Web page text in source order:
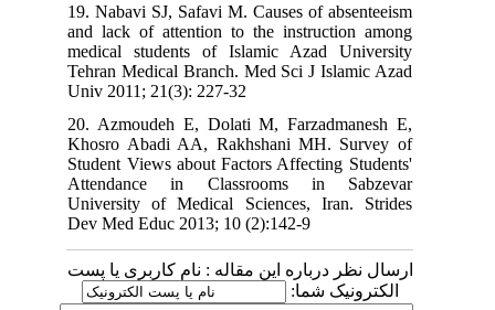
19. Nabavi SJ, Safavi M. Causes of absenteeism
and lack of attention to the instruction among
medical students of Islamic Azad University
Tehran Medical Branch. Med Sci J Islamic Azad
Univ 2011; 21(3): 227-32
20. Azmoudeh E, Dolati M, Farzadmanesh E,
Khosro Abadi AA, Rakhshani MH. Survey of
Student Views about Factors Affecting Students'
Attendance in Classrooms in Sabzevar
University of Medical Sciences, Iran. Strides
Dev Med Educ 2013; 10 (2):142-9
ارسال نظر درباره این مقاله : نام کاربری یا پست
الکترونیک شما: